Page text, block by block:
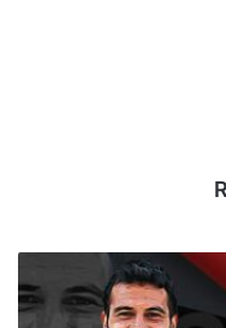
-
Canonico